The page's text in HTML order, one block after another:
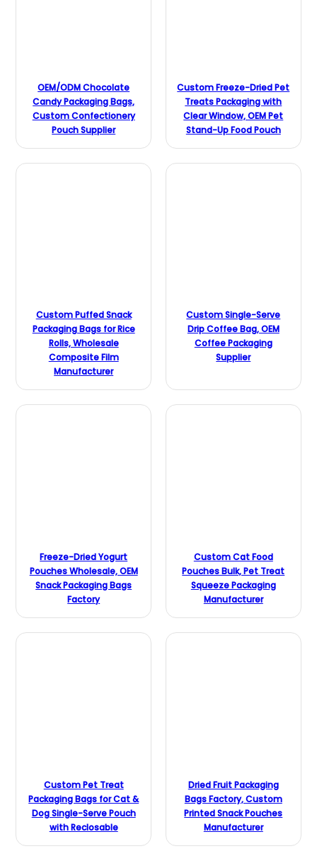
OEM/ODM Chocolate
Candy Packaging Bags,
Custom Confectionery
Pouch Supplier
Custom Freeze-Dried Pet
Treats Packaging with
Clear Window, OEM Pet
Stand-Up Food Pouch
Custom Puffed Snack
Packaging Bags for Rice
Rolls, Wholesale
Composite Film
Manufacturer
Custom Single-Serve
Drip Coffee Bag, OEM
Coffee Packaging
Supplier
Freeze-Dried Yogurt
Pouches Wholesale, OEM
Snack Packaging Bags
Factory
Custom Cat Food
Pouches Bulk, Pet Treat
Squeeze Packaging
Manufacturer
Custom Pet Treat
Packaging Bags for Cat &
Dog Single-Serve Pouch
with Reclosable
Dried Fruit Packaging
Bags Factory, Custom
Printed Snack Pouches
Manufacturer